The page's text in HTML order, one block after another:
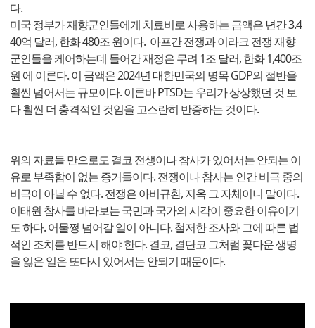
다.
미국 정부가 재향군인들에게 치료비로 사용하는 금액은 년간 3.4
40억 달러, 한화 480조 원이다. 아프간 전쟁과 이라크 전쟁 재향
군인들을 케어하는데 들어간 재정은 무려 1조 달러, 한화 1,400조
원 에 이른다. 이 금액은 2024년 대한민국의 명목 GDP의 절반을
훨씬 넘어서는 규모이다. 이른바 PTSD는 우리가 상상했던 것 보
다 훨씬 더 충격적인 것임을 고스란히 반증하는 것이다.
위의 자료들 만으로도 결코 전생이나 참사가 있어서는 안되는 이
유로 부족함이 없는 증거들이다. 전쟁이나 참사는 인간 비극 중의
비극이 아닐 수 없다. 전쟁은 아비규환, 지옥 그 자체이니 말이다.
이태원 참사를 바라보는 국민과 국가의 시각이 중요한 이유이기
도 하다. 어물쩡 넘어갈 일이 아니다. 철저한 조사와 그에 따른 법
적인 조치를 반드시 해야 한다. 결코, 결단코 그처럼 꽃다운 생명
을 잃은 일은 또다시 있어서는 안되기 때문이다.